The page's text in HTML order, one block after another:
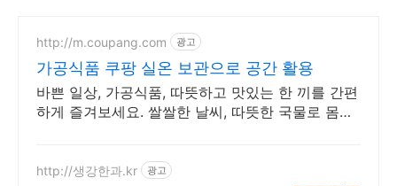
http://m.coupang.com 광고
가공식품 쿠팡 실온 보관으로 공간 활용
바쁜 일상, 가공식품, 따뜻하고 맛있는 한 끼를 간편
하게 즐겨보세요. 쌀쌀한 날씨, 따뜻한 국물로 몸을
http://생강한과.kr 광고